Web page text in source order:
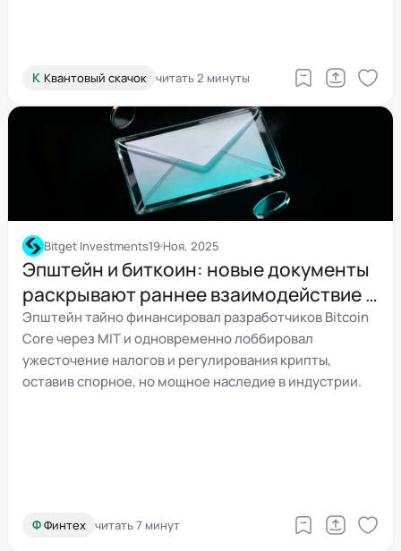
К Квантовый скачок читать 2 минуты
Bitget Investments19 Ноя, 2025
Эпштейн и биткоин: новые документы
раскрывают раннее взаимодействие с
криптовалютой и споры в MIT
Эпштейн тайно финансировал разработчиков Bitcoin
Core через MIT и одновременно лоббировал
ужесточение налогов и регулирования крипты,
оставив спорное, но мощное наследие в индустрии.
ФФинтех читать 7 минут